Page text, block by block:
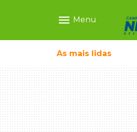
menu Menu
As mais lidas
não reconhece o filho queimado